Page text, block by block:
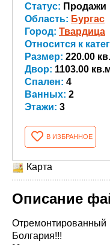
Статус: Продажи
Область: Бургас
Город: Твардица
Относится к
Размер: 220.00
Двор: 1103.00
Спален: 4
Ванных: 2
Этажи: 3
В ИЗБРАННОЕ
Карта
Описание
Болгария!!!